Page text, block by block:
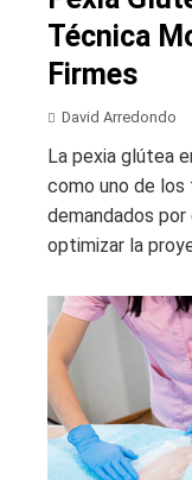
Técnica
Firmes
David Arredondo
La pexia glútea
como uno de
demandados
optimizar la